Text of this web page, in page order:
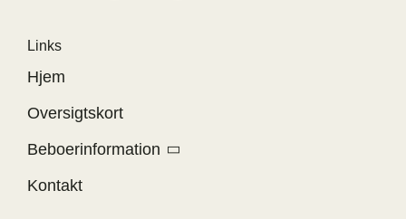
Links
Hjem
Oversigtskort
Beboerinformation
Kontakt